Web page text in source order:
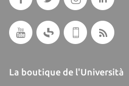
La boutique de l'Università